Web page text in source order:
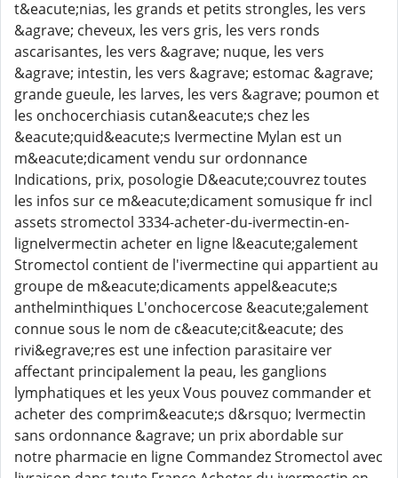
t&eacute;nias, les grands et petits strongles, les vers
&agrave; cheveux, les vers gris, les vers ronds
ascarisantes, les vers &agrave; nuque, les vers
&agrave; intestin, les vers &agrave; estomac &agrave;
grande gueule, les larves, les vers &agrave; poumon et
les onchocerchiasis cutan&eacute;s chez les
&eacute;quid&eacute;s Ivermectine Mylan est un
m&eacute;dicament vendu sur ordonnance
Indications, prix, posologie D&eacute;couvrez toutes
les infos sur ce m&eacute;dicament somusique fr incl
assets stromectol 3334-acheter-du-ivermectin-en-
ligneIvermectin acheter en ligne l&eacute;galement
Stromectol contient de l'ivermectine qui appartient au
groupe de m&eacute;dicaments appel&eacute;s
anthelminthiques L'onchocercose &eacute;galement
connue sous le nom de c&eacute;cit&eacute; des
rivi&egrave;res est une infection parasitaire ver
affectant principalement la peau, les ganglions
lymphatiques et les yeux Vous pouvez commander et
acheter des comprim&eacute;s d&rsquo; Ivermectin
sans ordonnance &agrave; un prix abordable sur
notre pharmacie en ligne Commandez Stromectol avec